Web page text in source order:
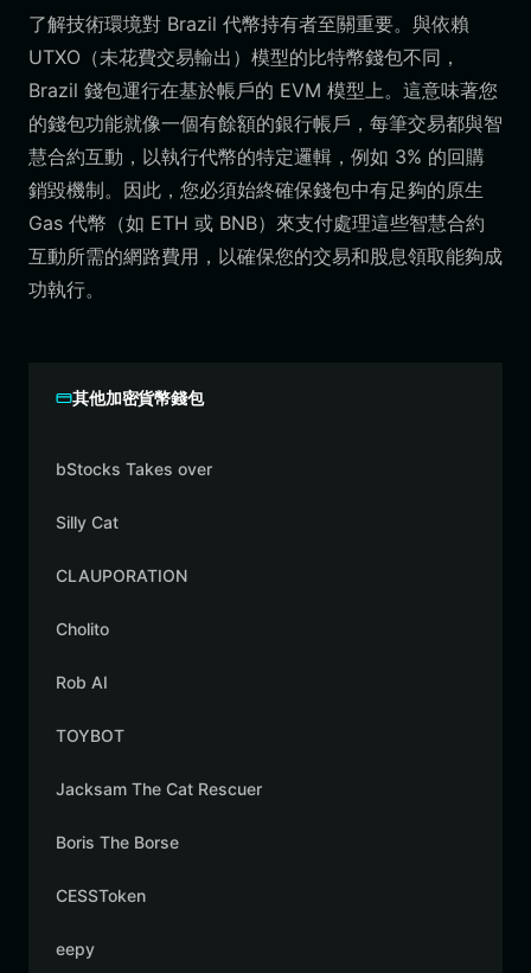
了解技術環境對 Brazil 代幣持有者至關重要。與依賴
UTXO（未花費交易輸出）模型的比特幣錢包不同，
Brazil 錢包運行在基於帳戶的 EVM 模型上。這意味著您
的錢包功能就像一個有餘額的銀行帳戶，每筆交易都與智
慧合約互動，以執行代幣的特定邏輯，例如 3% 的回購
銷毀機制。因此，您必須始終確保錢包中有足夠的原生
Gas 代幣（如 ETH 或 BNB）來支付處理這些智慧合約
互動所需的網路費用，以確保您的交易和股息領取能夠成
功執行。
其他加密貨幣錢包
bStocks Takes over
Silly Cat
CLAUPORATION
Cholito
Rob AI
TOYBOT
Jacksam The Cat Rescuer
Boris The Borse
CESSToken
eepy